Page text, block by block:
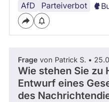
AfD Parteiverbot
Frage von Patrick S. •
Wie stehen Sie zu
Entwurf eines
des